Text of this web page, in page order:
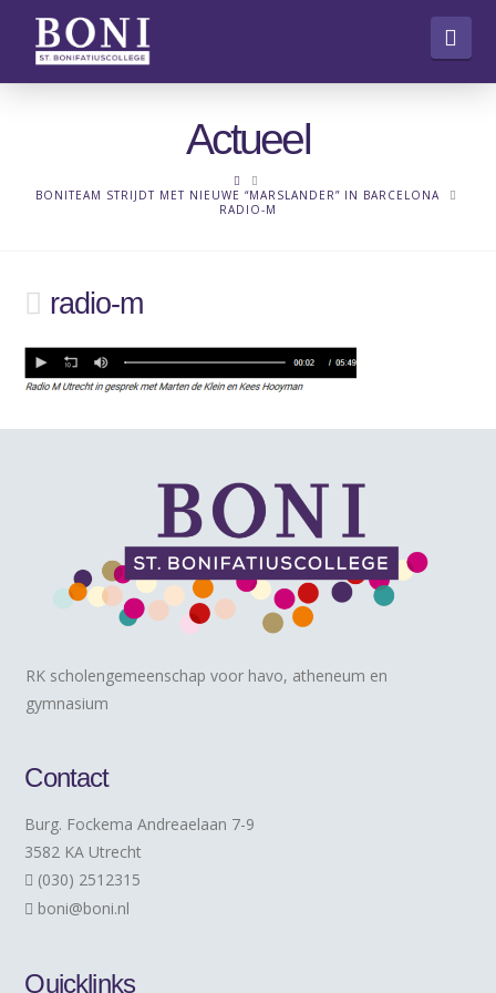
Actueel
HOME
BONITEAM STRIJDT MET NIEUWE “MARSLANDER” IN BARCELONA
RADIO-M
radio-m
RK scholengemeenschap voor havo, atheneum en
gymnasium
Contact
Burg. Fockema Andreaelaan 7-9
3582 KA Utrecht
(030) 2512315
boni@boni.nl
Quicklinks